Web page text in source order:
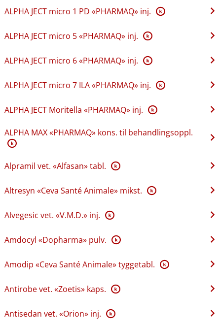
ALPHA JECT micro 1 PD «PHARMAQ» inj. K
ALPHA JECT micro 5 «PHARMAQ» inj. K
ALPHA JECT micro 6 «PHARMAQ» inj. K
ALPHA JECT micro 7 ILA «PHARMAQ» inj. K
ALPHA JECT Moritella «PHARMAQ» inj. K
ALPHA MAX «PHARMAQ» kons. til behandlingsoppl.
K
Alpramil vet. «Alfasan» tabl. K
Altresyn «Ceva Santé Animale» mikst. K
Alvegesic vet. «V.M.D.» inj. K
Amdocyl «Dopharma» pulv. K
Amodip «Ceva Santé Animale» tyggetabl. K
Antirobe vet. «Zoetis» kaps. K
Antisedan vet. «Orion» inj. K